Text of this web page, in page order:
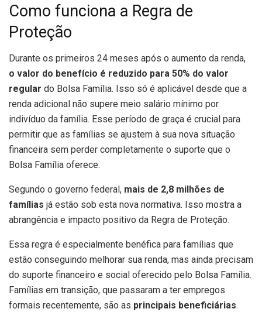
Como funciona a Regra de
Proteção
Durante os primeiros 24 meses após o aumento da renda,
o valor do benefício é reduzido para 50% do valor
regular do Bolsa Família. Isso só é aplicável desde que a
renda adicional não supere meio salário mínimo por
indivíduo da família. Esse período de graça é crucial para
permitir que as famílias se ajustem à sua nova situação
financeira sem perder completamente o suporte que o
Bolsa Família oferece.
Segundo o governo federal, mais de 2,8 milhões de
famílias já estão sob esta nova normativa. Isso mostra a
abrangência e impacto positivo da Regra de Proteção.
Essa regra é especialmente benéfica para famílias que
estão conseguindo melhorar sua renda, mas ainda precisam
do suporte financeiro e social oferecido pelo Bolsa Família.
Famílias em transição, que passaram a ter empregos
formais recentemente, são as principais beneficiárias.